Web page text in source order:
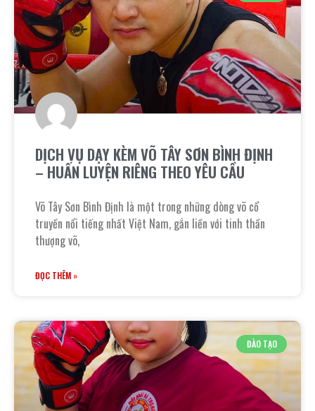
DỊCH VỤ DẠY KÈM VÕ TÂY SƠN BÌNH ĐỊNH
– HUẤN LUYỆN RIÊNG THEO YÊU CẦU
Võ Tây Sơn Bình Định là một trong những dòng võ cổ
truyền nổi tiếng nhất Việt Nam, gắn liền với tinh thần
thượng võ,
ĐỌC THÊM »
ĐÀO TẠO